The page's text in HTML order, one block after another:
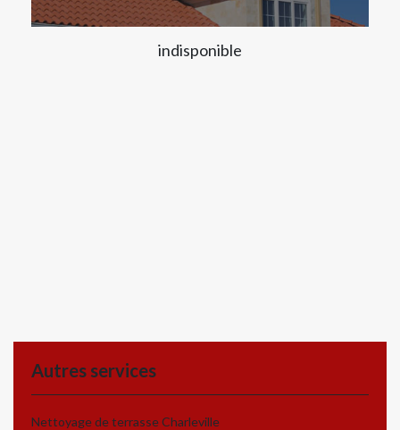
indisponible
Autres services
Nettoyage de terrasse Charleville